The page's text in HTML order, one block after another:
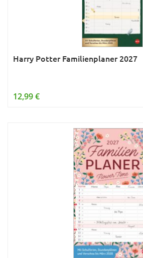
Harry Potter Familienplaner 2027
12,99 €